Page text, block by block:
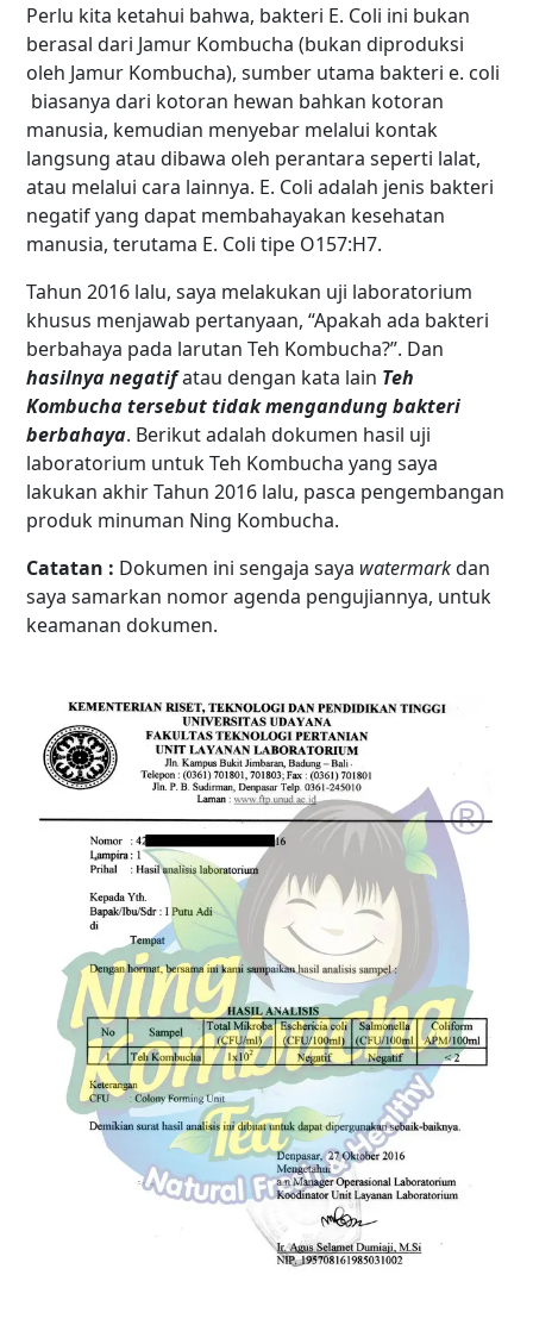
Perlu kita ketahui bahwa, bakteri E. Coli ini bukan
berasal dari Jamur Kombucha (bukan diproduksi
oleh Jamur Kombucha), sumber utama bakteri e. coli
biasanya dari kotoran hewan bahkan kotoran
manusia, kemudian menyebar melalui kontak
langsung atau dibawa oleh perantara seperti lalat,
atau melalui cara lainnya. E. Coli adalah jenis bakteri
negatif yang dapat membahayakan kesehatan
manusia, terutama E. Coli tipe O157:H7.
Tahun 2016 lalu, saya melakukan uji laboratorium
khusus menjawab pertanyaan, “Apakah ada bakteri
berbahaya pada larutan Teh Kombucha?”. Dan
hasilnya negatifatau dengan kata lain Teh
Kombucha tersebut tidak mengandung bakteri
berbahaya. Berikut adalah dokumen hasil uji
laboratorium untuk Teh Kombucha yang saya
lakukan akhir Tahun 2016 lalu, pasca pengembangan
produk minuman Ning Kombucha.
Catatan : Dokumen ini sengaja saya watermarkdan
saya samarkan nomor agenda pengujiannya, untuk
keamanan dokumen.